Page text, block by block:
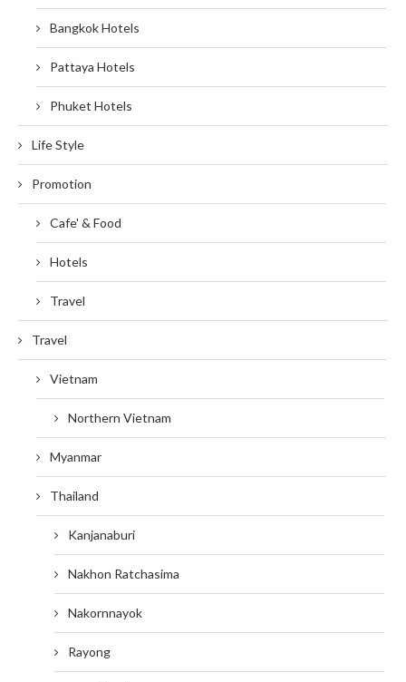
Bangkok Hotels
Pattaya Hotels
Phuket Hotels
Life Style
Promotion
Cafe' & Food
Hotels
Travel
Travel
Vietnam
Northern Vietnam
Myanmar
Thailand
Kanjanaburi
Nakhon Ratchasima
Nakornnayok
Rayong